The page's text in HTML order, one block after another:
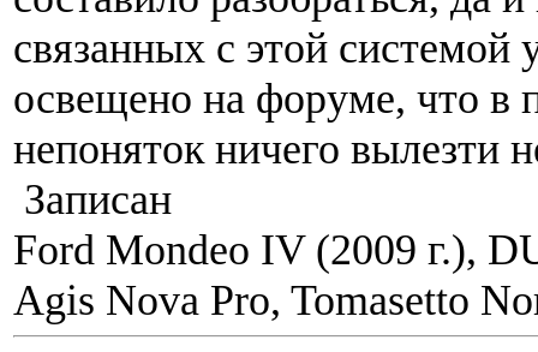
связанных с этой системой
освещено на форуме, что в
непоняток ничего вылезти
Записан
Ford Mondeo IV (2009 г.),
Agis Nova Pro, Tomasetto